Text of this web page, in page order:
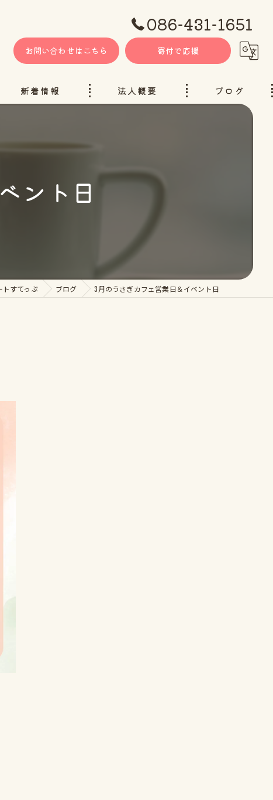
086-431-1651
お問い合わせはこちら 寄付で応援
チャンネル（YouTube）
新着情報 法人概要 ブログ
ント日
トすてっぷ ブログ 3月のうさぎカフェ営業日＆イベント日